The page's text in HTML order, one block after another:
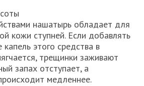
нашатырь обладает для
кожи ступней. Если добавлять
капель этого средства в
трещинки заживают
запах отступает, а
медленнее.